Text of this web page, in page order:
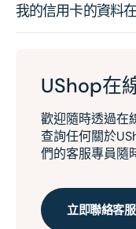
我的信用卡的資料
UShop在
歡迎隨時透過在
查詢任何關於
們的客服專員隨
立即聯絡客服